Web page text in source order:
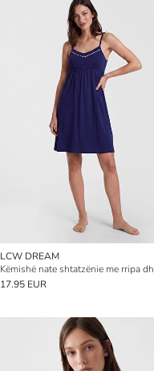
LCW DREAM
17.95 EUR